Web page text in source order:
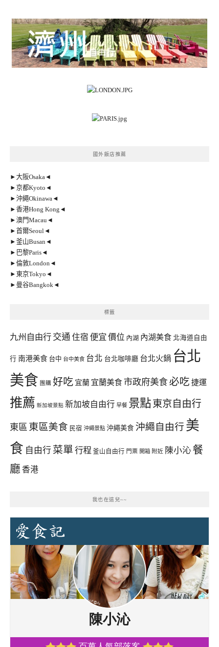
國外飯店推薦
►大阪Osaka◄
►京都Kyoto◄
►沖繩Okinawa◄
►香港Hong Kong◄
►澳門Macau◄
►首爾Seoul◄
►釜山Busan◄
►巴黎Paris◄
►倫敦London◄
►東京Tokyo◄
►曼谷Bangkok◄
標籤
九州自由行 交通 住宿 便宜 價位 內湖 內湖美食 北海道自由
行 南港美食 台中 台中美食 台北 台北咖啡廳 台北火鍋 台北
美食 團購 好吃 宜蘭 宜蘭美食 市政府美食必吃 捷運
推薦 新加坡景點 新加坡自由行 早餐 景點東京自由行
東區 東區美食 民宿 沖繩景點 沖繩美食 沖繩自由行 美
食 自由行 菜單 行程 釜山自由行 門票 開箱 附近 陳小沁 餐
廳 香港
我也在這兒~~